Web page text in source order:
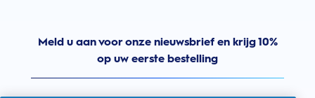
Meld u aan voor onze nieuwsbrief en krijg 10%
op uw eerste bestelling